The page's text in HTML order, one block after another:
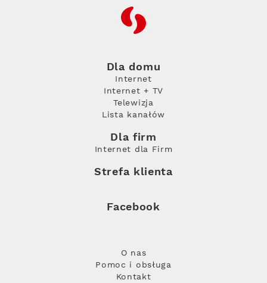
RFC
Dla domu
Internet
Internet + TV
Telewizja
Lista kanałów
Dla firm
Internet dla Firm
Strefa klienta
Facebook
O nas
Pomoc i obsługa
Kontakt